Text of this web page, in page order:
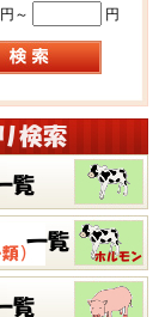
円～
円